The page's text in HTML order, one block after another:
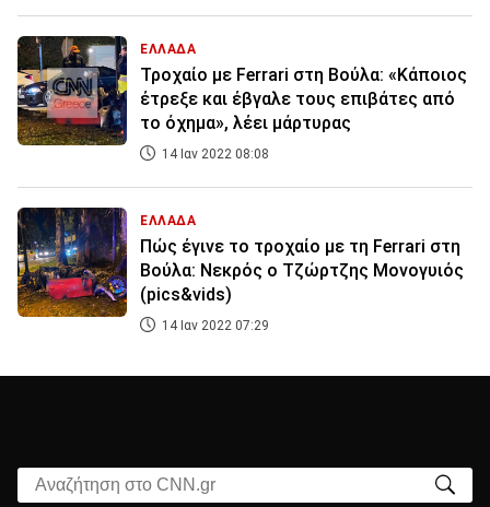
ΕΛΛΑΔΑ
Τροχαίο με Ferrari στη Βούλα: «Κάποιος
έτρεξε και έβγαλε τους επιβάτες από
το όχημα», λέει μάρτυρας
14 Ιαν 2022 08:08
ΕΛΛΑΔΑ
Πώς έγινε το τροχαίο με τη Ferrari στη
Βούλα: Νεκρός ο Τζώρτζης Μονογυιός
(pics&vids)
14 Ιαν 2022 07:29
Αναζήτηση στο CNN.gr